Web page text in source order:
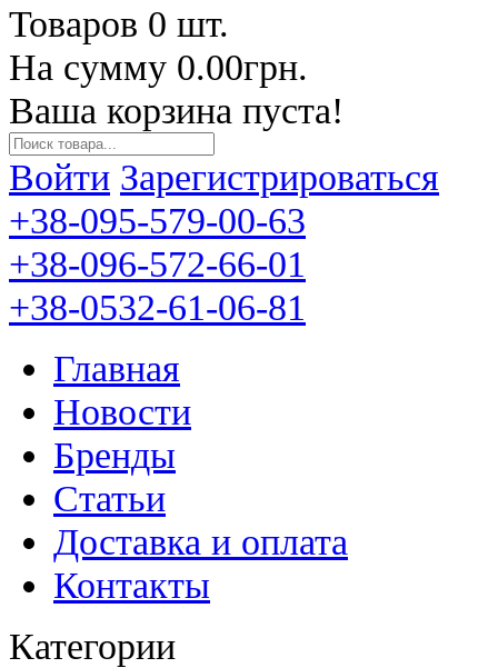
Товаров 0 шт.
На сумму 0.00грн.
Ваша корзина пуста!
Войти Зарегистрироваться
+38-095-579-00-63
+38-096-572-66-01
+38-0532-61-06-81
Главная
Новости
Бренды
Статьи
Доставка и оплата
Контакты
Категории